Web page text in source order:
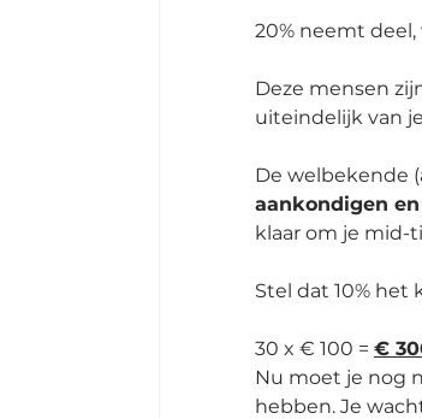
20% neemt
Deze mensen
uiteindelijk van
De welbekende
aankondigen
klaar om je mid-
Stel dat 10% het
30 x € 100 = €
Nu moet je nog
hebben. Je